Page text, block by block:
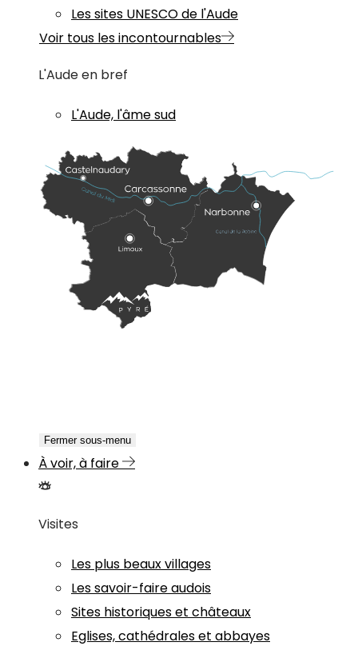
Les sites UNESCO de l'Aude
Voir tous les incontournables
L'Aude en bref
L'Aude, l'âme sud
Fermer sous-menu
À voir, à faire
Visites
Les plus beaux villages
Les savoir-faire audois
Sites historiques et châteaux
Eglises, cathédrales et abbayes